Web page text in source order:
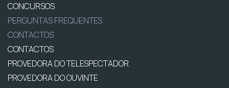
CONCURSOS
PERGUNTAS FREQUENTES
CONTACTOS
CONTACTOS
PROVEDORA DO TELESPECTADOR
PROVEDORA DO OUVINTE